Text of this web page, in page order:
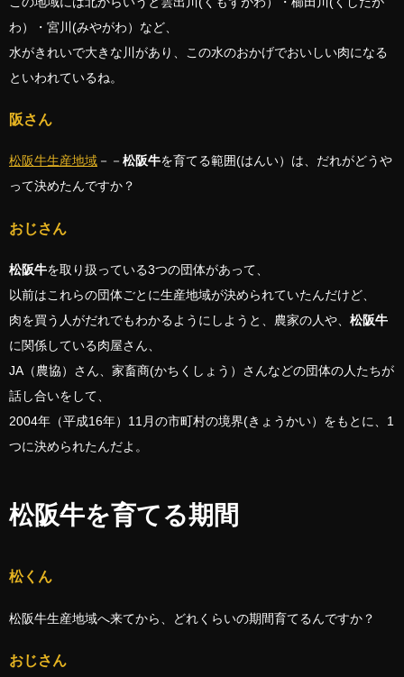
わ）・宮川(みやがわ）など、
水がきれいで大きな川があり、この水のおかげでおいしい肉になる
といわれているね。
阪さん
松阪牛生産地域 －－ 松阪牛を育てる範囲(はんい）は、だれがどうや
って決めたんですか？
おじさん
松阪牛を取り扱っている3つの団体があって、
以前はこれらの団体ごとに生産地域が決められていたんだけど、
肉を買う人がだれでもわかるようにしようと、農家の人や、 松阪牛
に関係している肉屋さん、
JA（農協）さん、家畜商(かちくしょう）さんなどの団体の人たちが
話し合いをして、
2004年（平成16年）11月の市町村の境界(きょうかい）をもとに、1
つに決められたんだよ。
松阪牛を育てる期間
松くん
松阪牛生産地域へ来てから、どれくらいの期間育てるんですか？
おじさん